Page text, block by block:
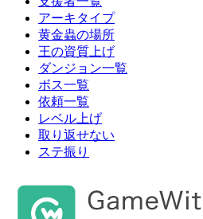
アーキタイプ
黄金蟲の場所
王の資質上げ
ダンジョン一覧
ボス一覧
依頼一覧
レベル上げ
取り返せない
ステ振り